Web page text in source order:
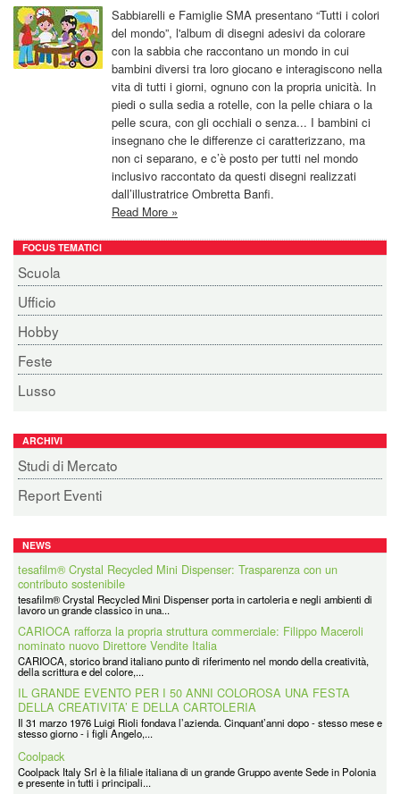
Sabbiarelli e Famiglie SMA presentano “Tutti i colori
del mondo”, l'album di disegni adesivi da colorare
con la sabbia che raccontano un mondo in cui
bambini diversi tra loro giocano e interagiscono nella
vita di tutti i giorni, ognuno con la propria unicità. In
piedi o sulla sedia a rotelle, con la pelle chiara o la
pelle scura, con gli occhiali o senza... I bambini ci
insegnano che le differenze ci caratterizzano, ma
non ci separano, e c’è posto per tutti nel mondo
inclusivo raccontato da questi disegni realizzati
dall’illustratrice Ombretta Banfi.
Read More »
FOCUS TEMATICI
Scuola
Ufficio
Hobby
Feste
Lusso
ARCHIVI
Studi di Mercato
Report Eventi
NEWS
tesafilm® Crystal Recycled Mini Dispenser: Trasparenza con un
contributo sostenibile
tesafilm® Crystal Recycled Mini Dispenser porta in cartoleria e negli ambienti di
lavoro un grande classico in una...
CARIOCA rafforza la propria struttura commerciale: Filippo Maceroli
nominato nuovo Direttore Vendite Italia
CARIOCA, storico brand italiano punto di riferimento nel mondo della creatività,
della scrittura e del colore,...
IL GRANDE EVENTO PER I 50 ANNI COLOROSA UNA FESTA
DELLA CREATIVITA’ E DELLA CARTOLERIA
Il 31 marzo 1976 Luigi Rioli fondava l’azienda. Cinquant’anni dopo - stesso mese e
stesso giorno - i figli Angelo,...
Coolpack
Coolpack Italy Srl è la filiale italiana di un grande Gruppo avente Sede in Polonia
e presente in tutti i principali...